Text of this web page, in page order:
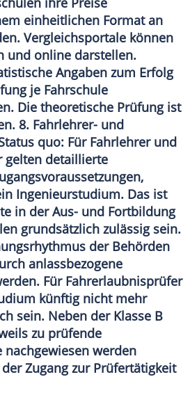
einheitlichen Format an
Vergleichsportale können
und online darstellen.
Angaben zum Erfolg
je Fahrschule
Die theoretische Prüfung ist
8. Fahrlehrer- und
quo: Für Fahrlehrer und
gelten detaillierte
Ingenieurstudium. Das ist
in der Aus- und Fortbildung
grundsätzlich zulässig sein.
der Behörden
anlassbezogene
Für Fahrerlaubnisprüfer
künftig nicht mehr
sein. Neben der Klasse B
zu prüfende
nachgewiesen werden
Zugang zur Prüfertätigkeit